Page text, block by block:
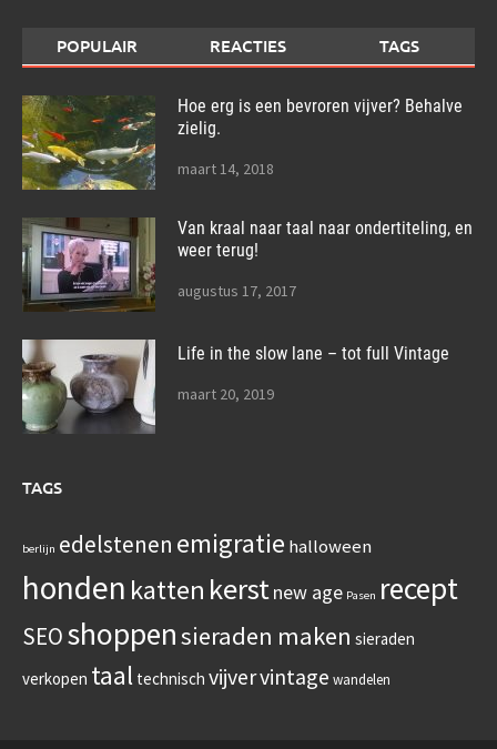
POPULAIR REACTIES TAGS
Hoe erg is een bevroren vijver? Behalve
zielig.
maart 14, 2018
Van kraal naar taal naar ondertiteling, en
weer terug!
augustus 17, 2017
Life in the slow lane – tot full Vintage
maart 20, 2019
TAGS
berlijn edelstenen emigratie halloween
honden katten kerstnew age Pasen recept
SEOshoppensieraden maken sieraden
verkopen taal technisch vijvervintage wandelen